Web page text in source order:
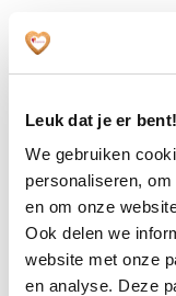
Leuk dat je er bent!
We gebruiken
personaliseren,
en om onze
Ook delen we
website met onze
en analyse. Deze
Welke
Alle
hebben de
opleiding